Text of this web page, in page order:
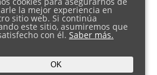
eficaz para perder el
dietético potencia
de grasa en el organismo
y enriquecida. En este
una marca adelgazante
vitaminas e ingredientes
la mejor experiencia en
sitio web. Si continúa
este sitio, asumiremos que
con él. Saber más.
OK